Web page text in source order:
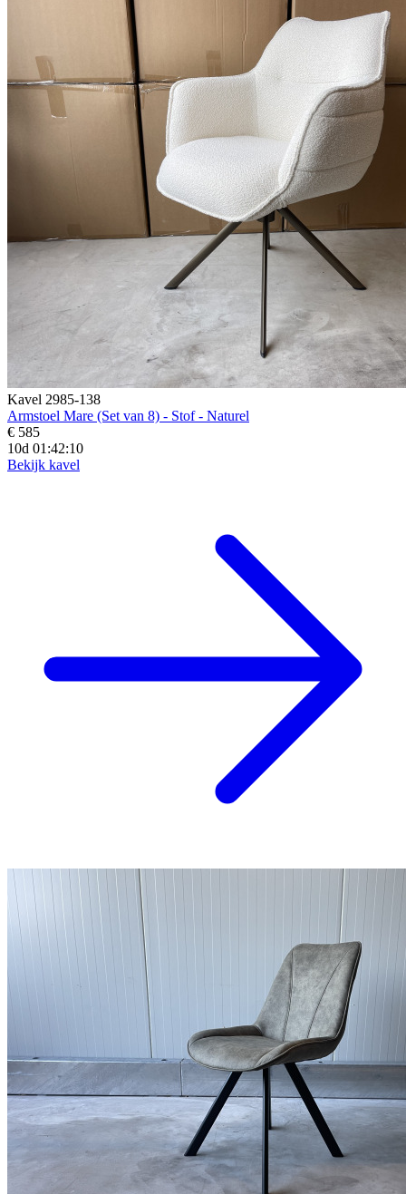
Kavel 2985-138
Armstoel Mare (Set van 8) - Stof - Naturel
€ 585
10d 01:42:08
Bekijk kavel